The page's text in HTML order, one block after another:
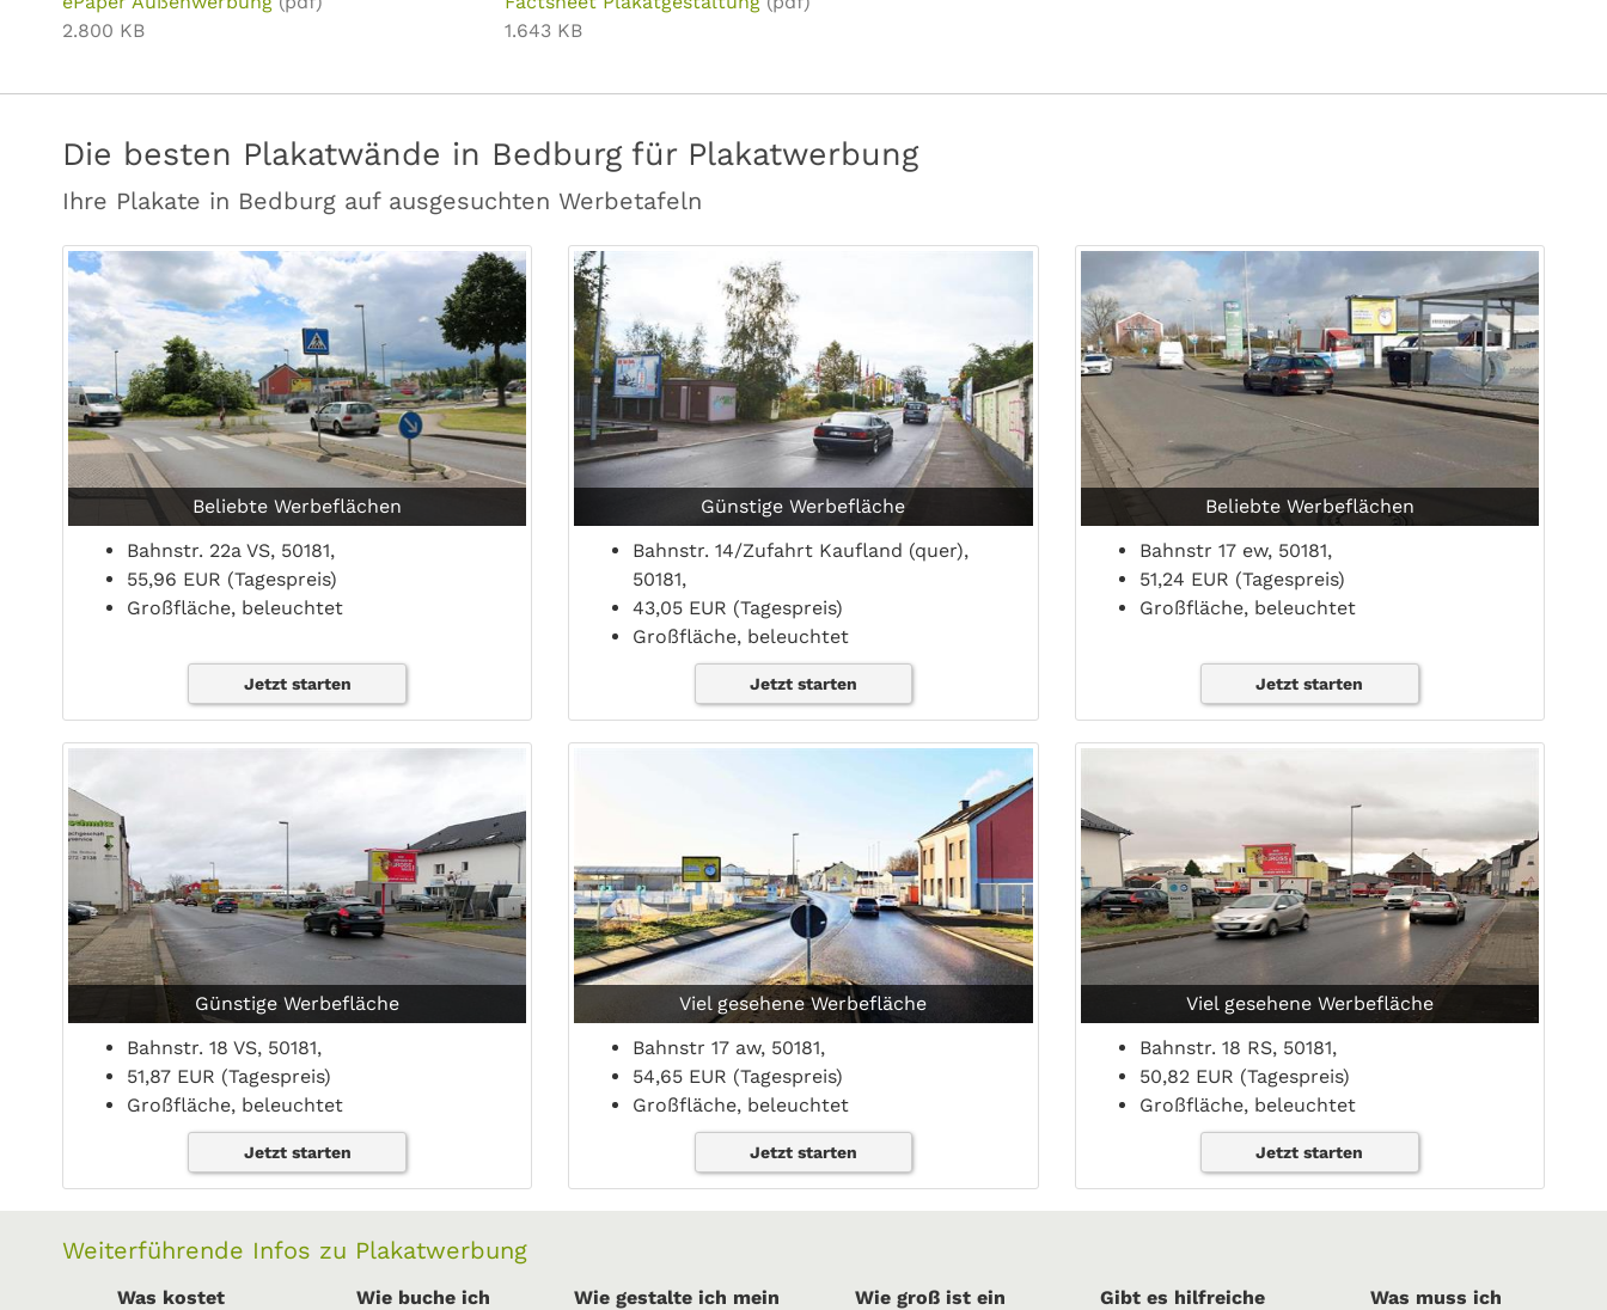
2.800 KB
1.643 KB
Die besten Plakatwände in Bedburg für Plakatwerbung
Ihre Plakate in Bedburg auf ausgesuchten Werbetafeln
Beliebte Werbeflächen
Bahnstr. 22a VS, 50181,
55,96 EUR (Tagespreis)
Großfläche, beleuchtet
Jetzt starten
Günstige Werbefläche
Bahnstr. 14/Zufahrt Kaufland (quer),
50181,
43,05 EUR (Tagespreis)
Großfläche, beleuchtet
Jetzt starten
Beliebte Werbeflächen
Bahnstr 17 ew, 50181,
51,24 EUR (Tagespreis)
Großfläche, beleuchtet
Jetzt starten
Günstige Werbefläche
Bahnstr. 18 VS, 50181,
51,87 EUR (Tagespreis)
Großfläche, beleuchtet
Jetzt starten
Viel gesehene Werbefläche
Bahnstr 17 aw, 50181,
54,65 EUR (Tagespreis)
Großfläche, beleuchtet
Jetzt starten
Viel gesehene Werbefläche
Bahnstr. 18 RS, 50181,
50,82 EUR (Tagespreis)
Großfläche, beleuchtet
Jetzt starten
Weiterführende Infos zu Plakatwerbung
Was kostet
Wie buche ich
Wie gestalte ich mein
Wie groß ist ein
Gibt es hilfreiche
Was muss ich